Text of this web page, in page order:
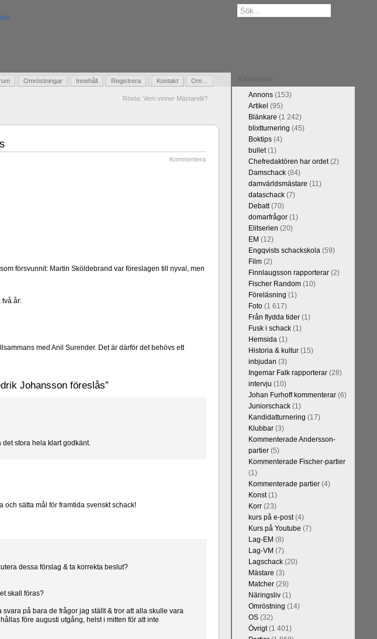
Omröstningar Innehåll Registrera Kontakt Om…
Gästbok
Rösta: Vem vinner Mästarelit?
Kommentera
försvunnit: Martin Sköldebrand var föreslagen till nyval, men
två år:
med Anil Surender. Det är därför det behövs ett
Johansson föreslås”
stora hela klart godkänt.
sätta mål för framtida svenskt schack!
dessa förslag & ta korrekta beslut?
skall föras?
på bara de frågor jag ställt & tror att alla skulle vara
före augusti utgång, helst i mitten för att inte
Annons(153)
Artikel (95)
Blänkare (1 242)
blixtturnering (45)
Boktips(4)
bullet(1)
Chefredaktören har ordet(2)
Damschack(84)
damvärldsmästare (11)
dataschack(7)
Debatt(70)
domarfrågor(1)
Elitserien (20)
EM (12)
Engqvists schackskola(59)
Film(2)
Finnlaugsson rapporterar(2)
Fischer Random(10)
Föreläsning (1)
Foto(1 617)
Från flydda tider(1)
Fusk i schack(1)
Hemsida(1)
Historia & kultur(15)
inbjudan (3)
Ingemar Falk rapporterar(28)
intervju (10)
Johan Furhoff kommenterar(6)
Juniorschack(1)
Kandidatturnering (17)
Klubbar(3)
Kommenterade Andersson-
partier(5)
Kommenterade Fischer-partier
(1)
Kommenterade partier(4)
Konst(1)
Korr(23)
kurs på e-post(4)
Kurs på Youtube (7)
Lag-EM (8)
Lag-VM (7)
Lagschack(20)
Mästare (3)
Matcher(29)
Näringsliv(1)
Omröstning (14)
OS(32)
Övrigt(1 401)